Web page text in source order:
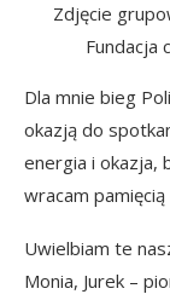
Zdjęcie
Fundacja
Dla mnie bieg
okazją do
energia i okazja,
wracam
Uwielbiam te
Monia, Jurek –